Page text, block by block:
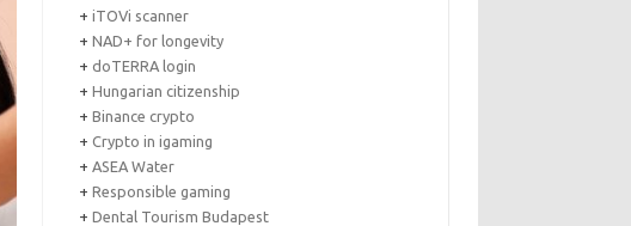
+iTOVi scanner
+NAD+ for longevity
+ doTERRA login
+Hungarian citizenship
+Binance crypto
+Crypto in igaming
+ASEA Water
+Responsible gaming
+Dental Tourism Budapest